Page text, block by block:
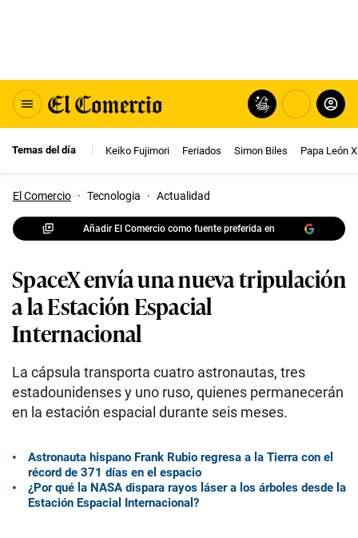
Temas del día Keiko Fujimori Feriados Simon Biles Papa León
El Comercio · Tecnologia · Actualidad
Añadir El Comercio como fuente preferida en
SpaceX envía una nueva tripulación
a la Estación Espacial
Internacional
La cápsula transporta cuatro astronautas, tres
estadounidenses y uno ruso, quienes permanecerán
en la estación espacial durante seis meses.
Astronauta hispano Frank Rubio regresa a la Tierra con el
récord de 371 días en el espacio
¿Por qué la NASA dispara rayos láser a los árboles desde la
Estación Espacial Internacional?